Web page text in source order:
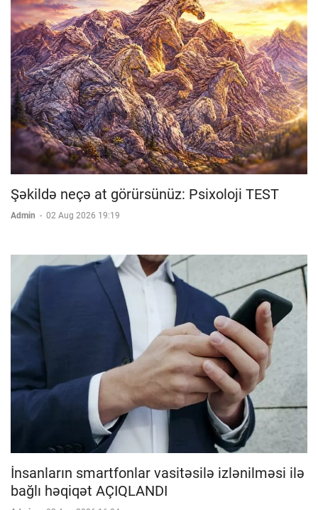
Şəkildə neçə at görürsünüz: Psixoloji TEST
Admin - 02 Aug 2026 19:19
İnsanların smartfonlar vasitəsilə izlənilməsi ilə
bağlı həqiqət AÇIQLANDI